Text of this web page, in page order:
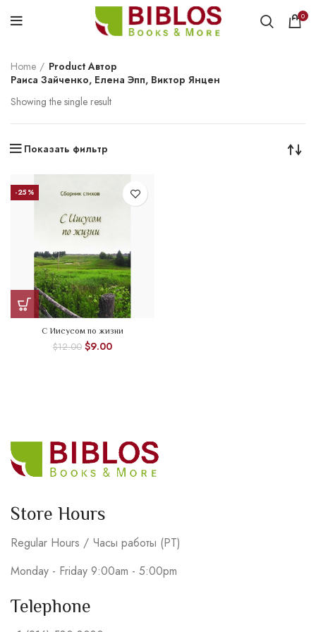
0
Home
Product Автор
Раиса Зайченко, Елена Эпп, Виктор Янцен
Showing the single result
Показать фильтр
-25%
С Иисусом по жизни
$12.00 $9.00
Store Hours
Regular Hours / Часы работы (PT)
Monday - Friday 9:00am - 5:00pm
Telephone